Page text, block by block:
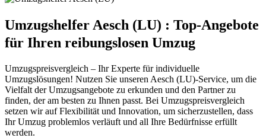
Umzugshelfer Aesch (LU) : Top-Angebote
für Ihren reibungslosen Umzug
Umzugspreisvergleich – Ihr Experte für individuelle
Umzugslösungen! Nutzen Sie unseren Aesch (LU)-Service, um die
Vielfalt der Umzugsangebote zu erkunden und den Partner zu
finden, der am besten zu Ihnen passt. Bei Umzugspreisvergleich
setzen wir auf Flexibilität und Innovation, um sicherzustellen, dass
Ihr Umzug problemlos verläuft und all Ihre Bedürfnisse erfüllt
werden.